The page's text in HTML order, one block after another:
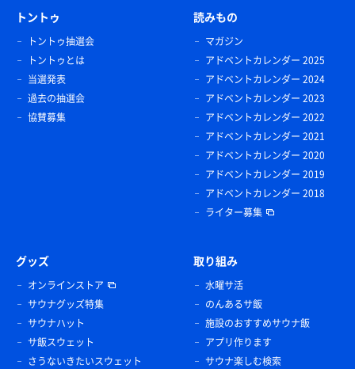
トントゥ
トントゥ抽選会
トントゥとは
当選発表
過去の抽選会
協賛募集
読みもの
マガジン
アドベントカレンダー 2025
アドベントカレンダー 2024
アドベントカレンダー 2023
アドベントカレンダー 2022
アドベントカレンダー 2021
アドベントカレンダー 2020
アドベントカレンダー 2019
アドベントカレンダー 2018
ライター募集
グッズ
オンラインストア
サウナグッズ特集
サウナハット
サ飯スウェット
さうないきたいスウェット
取り組み
水曜サ活
のんあるサ飯
施設のおすすめサウナ飯
アプリ作ります
サウナ楽しむ検索